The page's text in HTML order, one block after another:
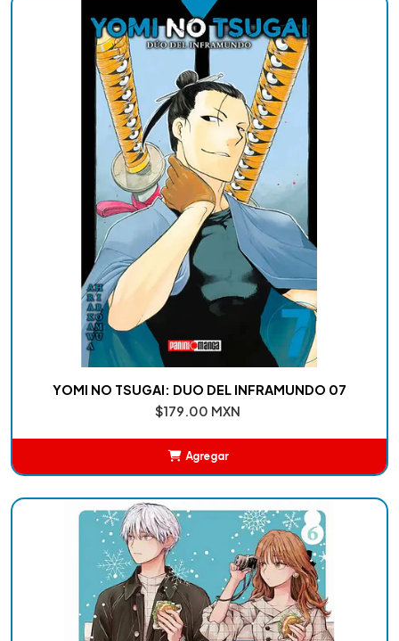
YOMI NO TSUGAI: DUO DEL INFRAMUNDO 07
$179.00 MXN
Agregar